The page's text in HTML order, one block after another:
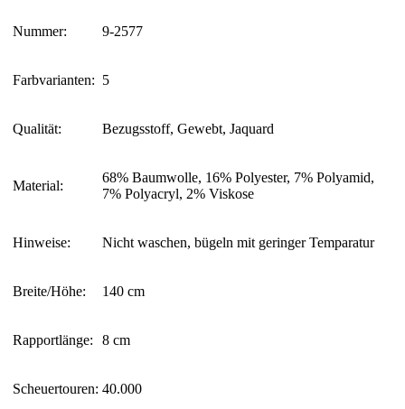
Nummer: 9-2577
Farbvarianten: 5
Qualität: Bezugsstoff, Gewebt, Jaquard
Material:
68% Baumwolle, 16% Polyester, 7% Polyamid,
7% Polyacryl, 2% Viskose
Hinweise: Nicht waschen, bügeln mit geringer Temparatur
Breite/Höhe: 140 cm
Rapportlänge: 8 cm
Scheuertouren: 40.000